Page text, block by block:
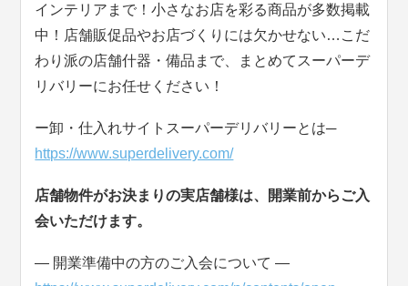
インテリアまで！小さなお店を彩る商品が多数掲載
中！店舗販促品やお店づくりには欠かせない…こだ
わり派の店舗什器・備品まで、まとめてスーパーデ
リバリーにお任せください！
ー卸・仕入れサイトスーパーデリバリーとは─
https://www.superdelivery.com/
店舗物件がお決まりの実店舗様は、開業前からご入
会いただけます。
― 開業準備中の方のご入会について ―